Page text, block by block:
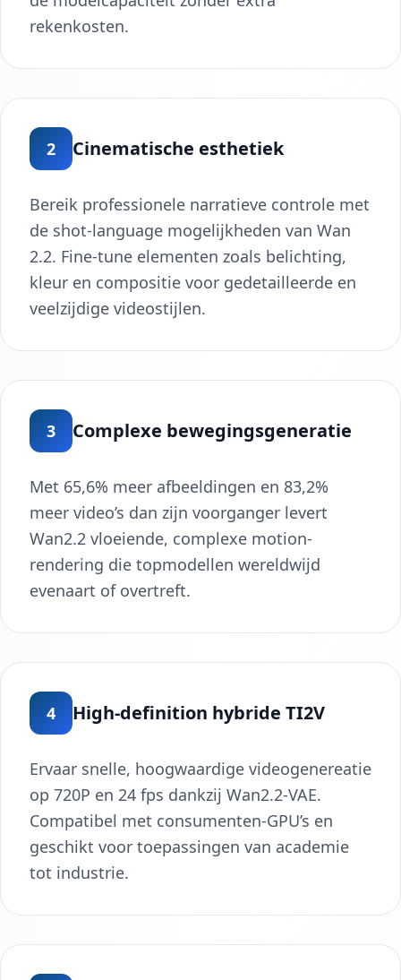
rekenkosten.
2 Cinematische esthetiek
Bereik professionele narratieve controle met
de shot-language mogelijkheden van Wan
2.2. Fine-tune elementen zoals belichting,
kleur en compositie voor gedetailleerde en
veelzijdige videostijlen.
3 Complexe bewegingsgeneratie
Met 65,6% meer afbeeldingen en 83,2%
meer video’s dan zijn voorganger levert
Wan2.2 vloeiende, complexe motion-
rendering die topmodellen wereldwijd
evenaart of overtreft.
4 High-definition hybride TI2V
Ervaar snelle, hoogwaardige videogenereatie
op 720P en 24 fps dankzij Wan2.2-VAE.
Compatibel met consumenten-GPU’s en
geschikt voor toepassingen van academie
tot industrie.